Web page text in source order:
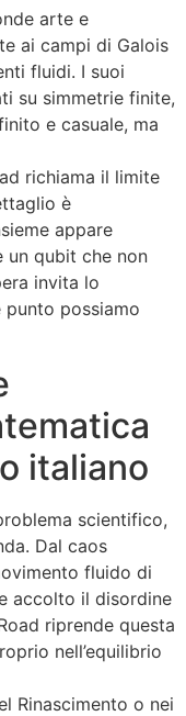
arte e
ai campi di Galois
fluidi. I suoi
su simmetrie finite,
e casuale, ma
richiama il limite
è
appare
un qubit che non
invita lo
possiamo
italiano
scientifico,
Dal caos
fluido di
accolto il disordine
riprende questa
nell’equilibrio
Rinascimento o nei